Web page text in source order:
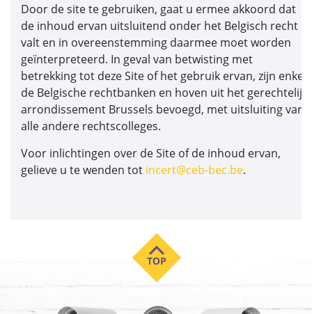
Door de site te gebruiken, gaat u ermee akkoord dat
de inhoud ervan uitsluitend onder het Belgisch recht
valt en in overeenstemming daarmee moet worden
geïnterpreteerd. In geval van betwisting met
betrekking tot deze Site of het gebruik ervan, zijn enkel
de Belgische rechtbanken en hoven uit het gerechtelijk
arrondissement Brussels bevoegd, met uitsluiting van
alle andere rechtscolleges.
Voor inlichtingen over de Site of de inhoud ervan,
gelieve u te wenden tot incert@ceb-bec.be.